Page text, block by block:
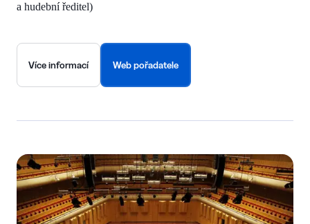
a hudební ředitel)
Více informací Web pořadatele